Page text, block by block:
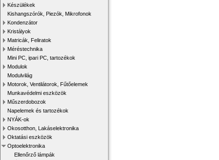
Készülékek
Kishangszórók, Piezók, Mikrofonok
Kondenzátor
Kristályok
Matricák, Feliratok
Méréstechnika
Mini PC, ipari PC, tartozékok
Modulok
Modulvilág
Motorok, Ventilátorok, Fűtőelemek
Munkavédelmi eszközök
Műszerdobozok
Napelemek és tartozékok
NYÁK-ok
Okosotthon, Lakáselektronika
Oktatási eszközök
Optoelektronika
Ellenőrző lámpák